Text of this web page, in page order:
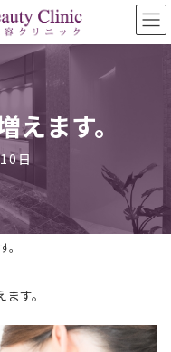
ます。
日
。
す。